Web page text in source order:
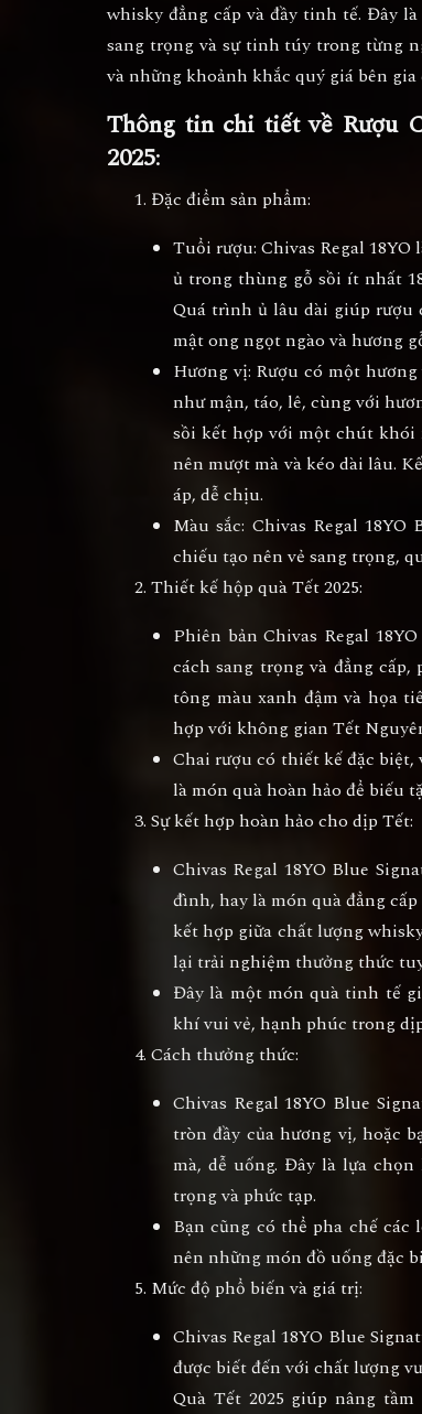
whisky đẳng cấp và đầy tinh tế. Đây
sang trọng và sự tinh túy trong từng
và những khoảnh khắc quý giá bên gia
Thông tin chi tiết về Rượu
2025:
Đặc điểm sản phẩm:
Tuổi rượu:Chivas Regal 18YO
ủ trong thùng gỗ sồi ít nhất
Quá trình ủ lâu dài giúp rượu
mật ong ngọt ngào và hương
Hương vị: Rượu có một
như mận, táo, lê, cùng với
sồi kết hợp với một chút
nên mượt mà và kéo dài lâu.
áp, dễ chịu.
Màu sắc: Chivas Regal
chiếu tạo nên vẻ sang trọng,
Thiết kế hộp quà Tết 2025:
Phiên bảnChivas Regal
cách sang trọng và đẳng
tông màu xanh đậm và họa
hợp với không gian Tết
Chai rượu có thiết kế đặc
là món quà hoàn hảo để biếu
Sự kết hợp hoàn hảo cho dịp Tết:
Chivas Regal 18YO Blue
đình, hay là món quà đẳng
kết hợp giữa chất lượng
lại trải nghiệm thưởng thức
Đây là một món quà tinh tế
khí vui vẻ, hạnh phúc trong
Cách thưởng thức:
Chivas Regal 18YO Blue
tròn đầy của hương vị, hoặc
mà, dễ uống. Đây là lựa
trọng và phức tạp.
Bạn cũng có thể pha chế các
nên những món đồ uống đặc
Mức độ phổ biến và giá trị:
Chivas Regal 18YO Blue
được biết đến với chất lượng
Quà Tết 2025 giúp nâng